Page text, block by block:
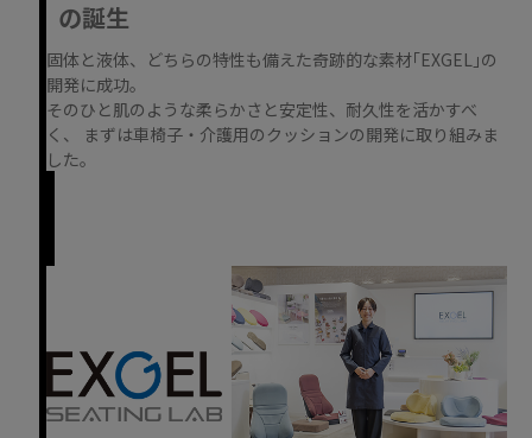
の誕生
固体と液体、どちらの特性も備えた奇跡的な素材｢EXGEL｣の
開発に成功。
そのひと肌のような柔らかさと安定性、耐久性を活かすべ
く、 まずは車椅子・介護用のクッションの開発に取り組みま
した。